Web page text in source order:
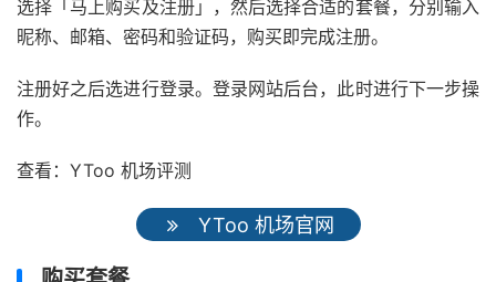
选择「马上购买及注册」，然后选择合适的套餐，分别输入
昵称、邮箱、密码和验证码，购买即完成注册。
注册好之后选进行登录。登录网站后台，此时进行下一步操
作。
查看：YToo 机场评测
YToo 机场官网